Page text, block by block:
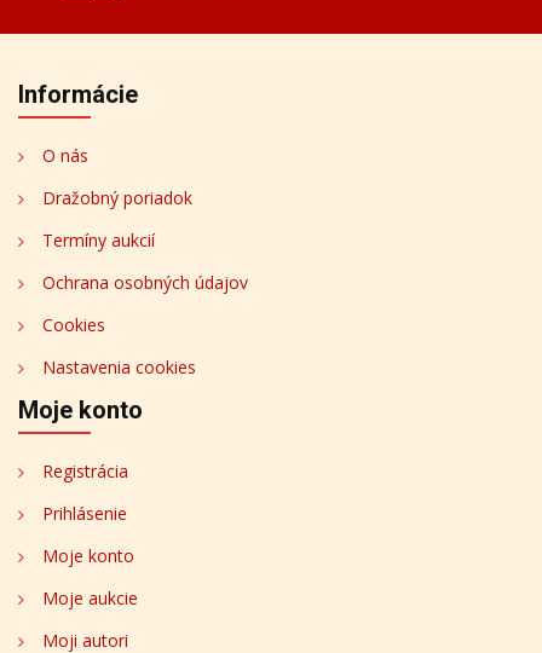
Informácie
O nás
Dražobný poriadok
Termíny aukcií
Ochrana osobných údajov
Cookies
Nastavenia cookies
Moje konto
Registrácia
Prihlásenie
Moje konto
Moje aukcie
Moji autori